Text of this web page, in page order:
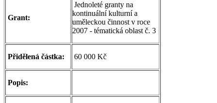
Grant:
Jednoleté granty na
kontinuální kulturní a
uměleckou činnost v roce
2007 - tématická oblast č. 3
Přidělená částka: 60 000 Kč
Popis: